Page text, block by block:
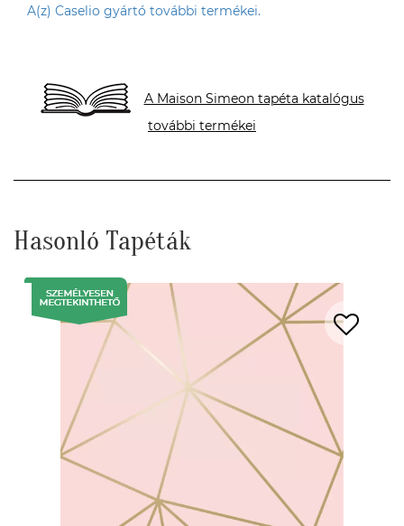
A(z) Caselio gyártó további termékei.
A Maison Simeon tapéta katalógus
további termékei
Hasonló Tapéták